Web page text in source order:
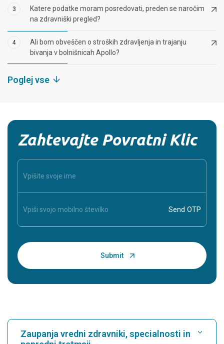
3
Katere podatke moram posredovati, preden se naročim
na zdravniški pregled?
4
Ali bom obveščen o stroških zdravljenja in trajanju
bivanja v bolnišnicah Apollo?
Poglej vse
Zahtevajte Povratni Klic
Zaupanja vredni zdravniki, specialnosti in